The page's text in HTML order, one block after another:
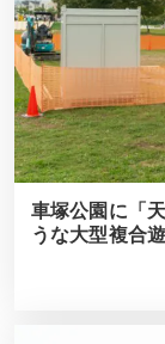
車塚公園に「
うな大型複合